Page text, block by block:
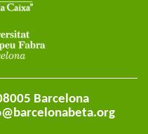
Barcelona